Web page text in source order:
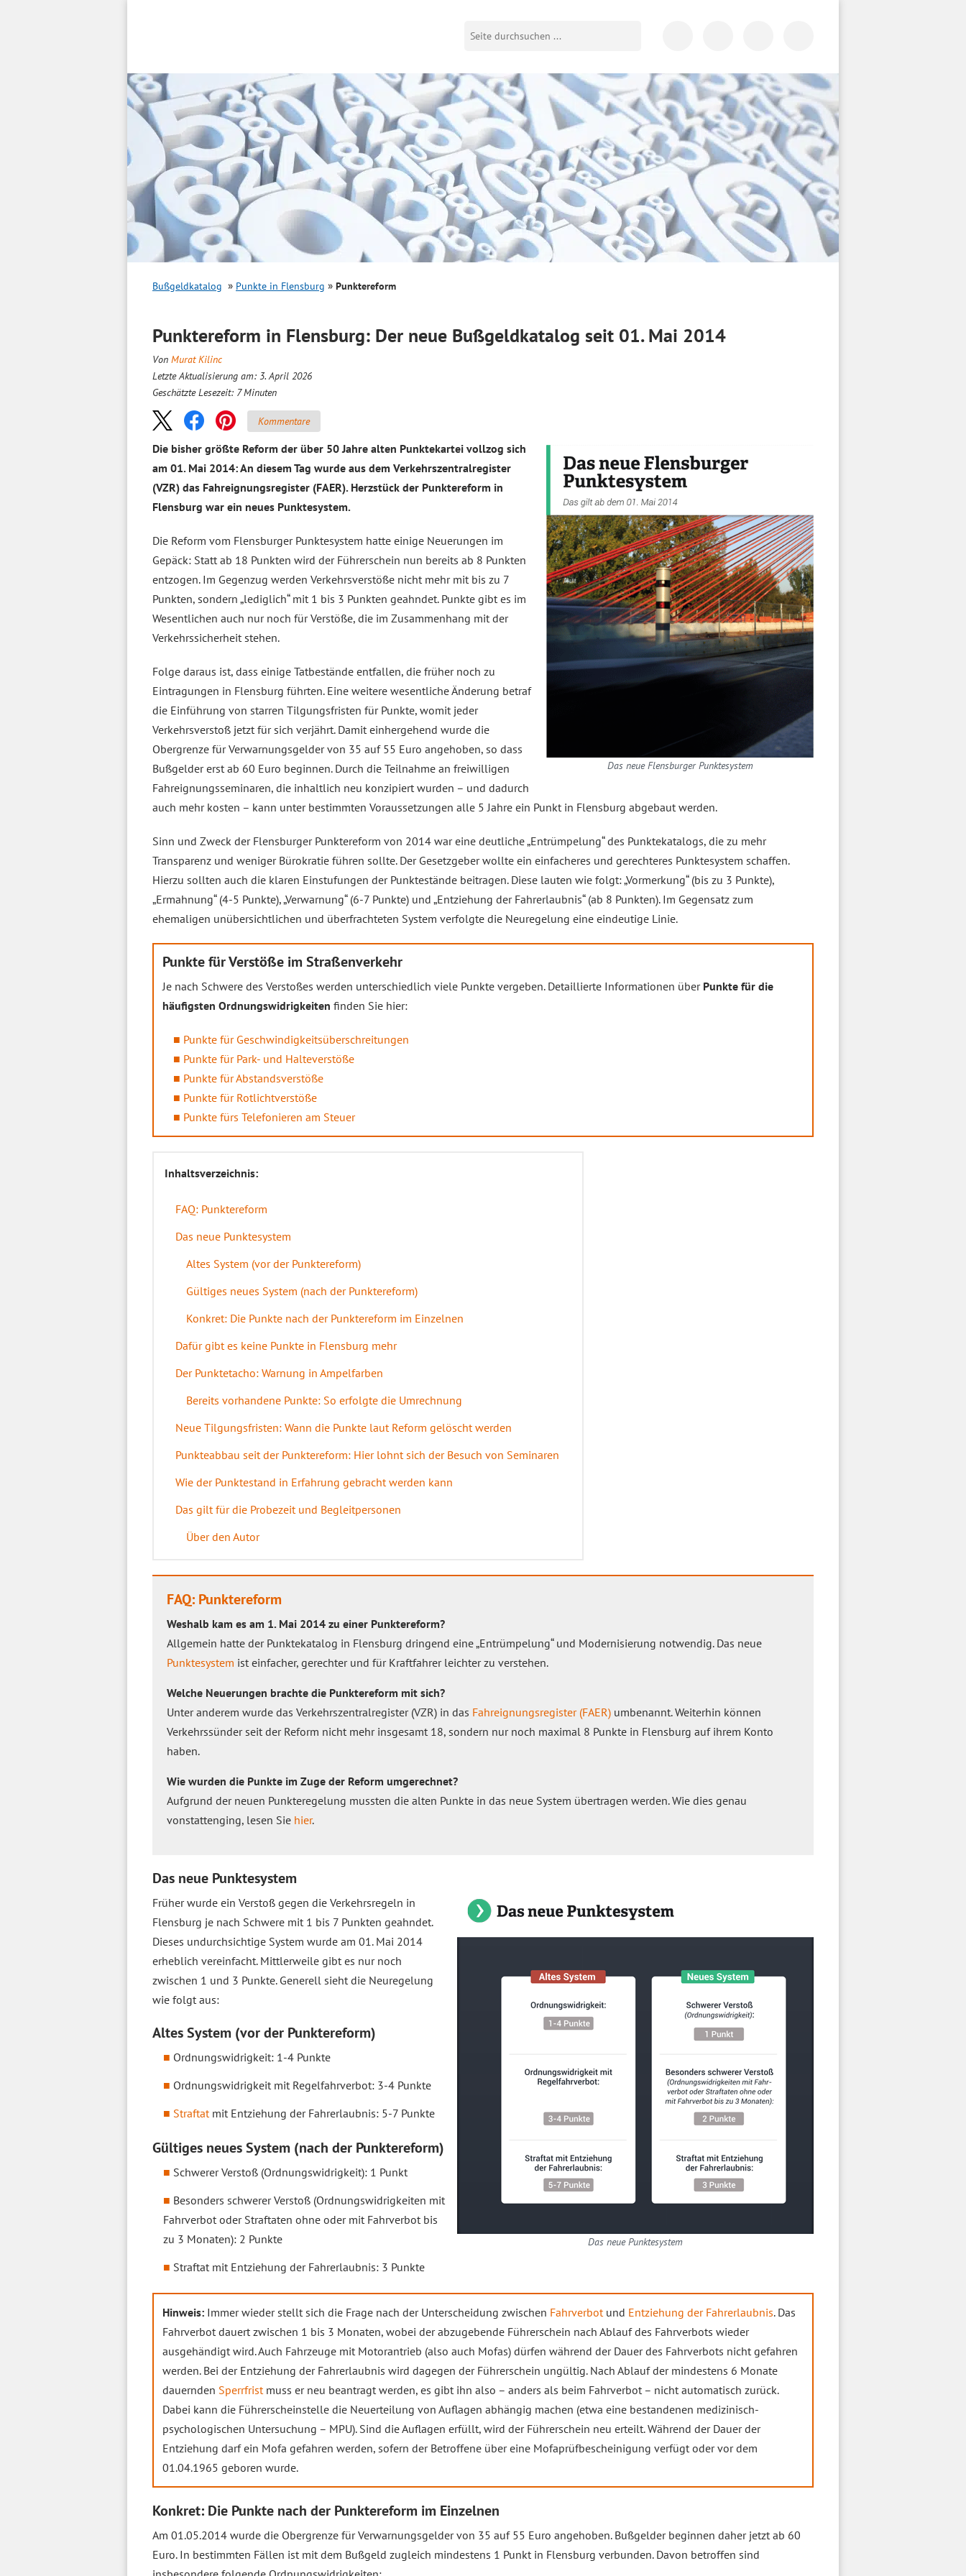
Bußgeldkatalog Punkte in Flensburg Punktereform
Punktereform in Flensburg: Der neue Bußgeldkatalog seit 01. Mai 2014
Von Murat Kilinc
Letzte Aktualisierung am: 3. April 2026
Geschätzte Lesezeit: 7 Minuten
Kommentare
Das neue Flensburger Punktesystem
Die bisher größte Reform der über 50 Jahre alten Punktekartei vollzog sich
am 01. Mai 2014: An diesem Tag wurde aus dem Verkehrszentralregister
(VZR) das Fahreignungsregister (FAER). Herzstück der Punktereform in
Flensburg war ein neues Punktesystem.
Die Reform vom Flensburger Punktesystem hatte einige Neuerungen im
Gepäck: Statt ab 18 Punkten wird der Führerschein nun bereits ab 8 Punkten
entzogen. Im Gegenzug werden Verkehrsverstöße nicht mehr mit bis zu 7
Punkten, sondern „lediglich“ mit 1 bis 3 Punkten geahndet. Punkte gibt es im
Wesentlichen auch nur noch für Verstöße, die im Zusammenhang mit der
Verkehrssicherheit stehen.
Folge daraus ist, dass einige Tatbestände entfallen, die früher noch zu
Eintragungen in Flensburg führten. Eine weitere wesentliche Änderung betraf
die Einführung von starren Tilgungsfristen für Punkte, womit jeder
Verkehrsverstoß jetzt für sich verjährt. Damit einhergehend wurde die
Obergrenze für Verwarnungsgelder von 35 auf 55 Euro angehoben, so dass
Bußgelder erst ab 60 Euro beginnen. Durch die Teilnahme an freiwilligen
Fahreignungsseminaren, die inhaltlich neu konzipiert wurden – und dadurch
auch mehr kosten – kann unter bestimmten Voraussetzungen alle 5 Jahre ein Punkt in Flensburg abgebaut werden.
Sinn und Zweck der Flensburger Punktereform von 2014 war eine deutliche „Entrümpelung“ des Punktekatalogs, die zu mehr
Transparenz und weniger Bürokratie führen sollte. Der Gesetzgeber wollte ein einfacheres und gerechteres Punktesystem schaffen.
Hierzu sollten auch die klaren Einstufungen der Punktestände beitragen. Diese lauten wie folgt: „Vormerkung“ (bis zu 3 Punkte),
„Ermahnung“ (4-5 Punkte), „Verwarnung“ (6-7 Punkte) und „Entziehung der Fahrerlaubnis“ (ab 8 Punkten). Im Gegensatz zum
ehemaligen unübersichtlichen und überfrachteten System verfolgte die Neuregelung eine eindeutige Linie.
Punkte für Verstöße im Straßenverkehr
Je nach Schwere des Verstoßes werden unterschiedlich viele Punkte vergeben. Detaillierte Informationen über Punkte für die
häufigsten Ordnungswidrigkeiten finden Sie hier:
Punkte für Geschwindigkeitsüberschreitungen
Punkte für Park- und Halteverstöße
Punkte für Abstandsverstöße
Punkte für Rotlichtverstöße
Punkte fürs Telefonieren am Steuer
Inhaltsverzeichnis:
FAQ: Punktereform
Das neue Punktesystem
Altes System (vor der Punktereform)
Gültiges neues System (nach der Punktereform)
Konkret: Die Punkte nach der Punktereform im Einzelnen
Dafür gibt es keine Punkte in Flensburg mehr
Der Punktetacho: Warnung in Ampelfarben
Bereits vorhandene Punkte: So erfolgte die Umrechnung
Neue Tilgungsfristen: Wann die Punkte laut Reform gelöscht werden
Punkteabbau seit der Punktereform: Hier lohnt sich der Besuch von Seminaren
Wie der Punktestand in Erfahrung gebracht werden kann
Das gilt für die Probezeit und Begleitpersonen
Über den Autor
FAQ: Punktereform
Weshalb kam es am 1. Mai 2014 zu einer Punktereform?
Allgemein hatte der Punktekatalog in Flensburg dringend eine „Entrümpelung“ und Modernisierung notwendig. Das neue
Punktesystem ist einfacher, gerechter und für Kraftfahrer leichter zu verstehen.
Welche Neuerungen brachte die Punktereform mit sich?
Unter anderem wurde das Verkehrszentralregister (VZR) in das Fahreignungsregister (FAER) umbenannt. Weiterhin können
Verkehrssünder seit der Reform nicht mehr insgesamt 18, sondern nur noch maximal 8 Punkte in Flensburg auf ihrem Konto
haben.
Wie wurden die Punkte im Zuge der Reform umgerechnet?
Aufgrund der neuen Punkteregelung mussten die alten Punkte in das neue System übertragen werden. Wie dies genau
vonstattenging, lesen Sie hier.
Das neue Punktesystem
Das neue Punktesystem
Früher wurde ein Verstoß gegen die Verkehrsregeln in
Flensburg je nach Schwere mit 1 bis 7 Punkten geahndet.
Dieses undurchsichtige System wurde am 01. Mai 2014
erheblich vereinfacht. Mittlerweile gibt es nur noch
zwischen 1 und 3 Punkte. Generell sieht die Neuregelung
wie folgt aus:
Altes System (vor der Punktereform)
Ordnungswidrigkeit: 1-4 Punkte
Ordnungswidrigkeit mit Regelfahrverbot: 3-4 Punkte
Straftatmit Entziehung der Fahrerlaubnis: 5-7 Punkte
Gültiges neues System (nach der Punktereform)
Schwerer Verstoß (Ordnungswidrigkeit): 1 Punkt
Besonders schwerer Verstoß (Ordnungswidrigkeiten mit
Fahrverbot oder Straftaten ohne oder mit Fahrverbot bis
zu 3 Monaten): 2 Punkte
Straftat mit Entziehung der Fahrerlaubnis: 3 Punkte
Hinweis: Immer wieder stellt sich die Frage nach der Unterscheidung zwischen Fahrverbotund Entziehung der Fahrerlaubnis. Das
Fahrverbot dauert zwischen 1 bis 3 Monaten, wobei der abzugebende Führerschein nach Ablauf des Fahrverbots wieder
ausgehändigt wird. Auch Fahrzeuge mit Motorantrieb (also auch Mofas) dürfen während der Dauer des Fahrverbots nicht gefahren
werden. Bei der Entziehung der Fahrerlaubnis wird dagegen der Führerschein ungültig. Nach Ablauf der mindestens 6 Monate
dauernden Sperrfristmuss er neu beantragt werden, es gibt ihn also – anders als beim Fahrverbot – nicht automatisch zurück.
Dabei kann die Führerscheinstelle die Neuerteilung von Auflagen abhängig machen (etwa eine bestandenen medizinisch-
psychologischen Untersuchung – MPU). Sind die Auflagen erfüllt, wird der Führerschein neu erteilt. Während der Dauer der
Entziehung darf ein Mofa gefahren werden, sofern der Betroffene über eine Mofaprüfbescheinigung verfügt oder vor dem
01.04.1965 geboren wurde.
Konkret: Die Punkte nach der Punktereform im Einzelnen
Am 01.05.2014 wurde die Obergrenze für Verwarnungsgelder von 35 auf 55 Euro angehoben. Bußgelder beginnen daher jetzt ab 60
Euro. In bestimmten Fällen ist mit dem Bußgeld zugleich mindestens 1 Punkt in Flensburg verbunden. Davon betroffen sind